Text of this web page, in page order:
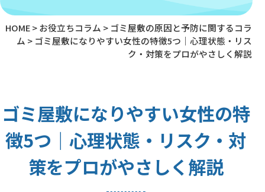
HOME>お役立ちコラム > ゴミ屋敷の原因と予防に関するコラ
ム > ゴミ屋敷になりやすい女性の特徴5つ｜心理状態・リス
ク・対策をプロがやさしく解説
ゴミ屋敷になりやすい女性の特
徴5つ｜心理状態・リスク・対
策をプロがやさしく解説